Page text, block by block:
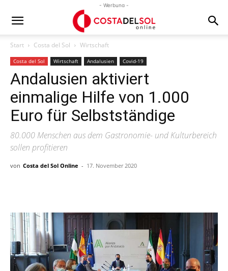
- Werbung -
Start Costa del Sol Wirtschaft
Costa del Sol Wirtschaft Andalusien Covid-19
Andalusien aktiviert
einmalige Hilfe von 1.000
Euro für Selbstständige
80.000 Menschen aus dem Gastronomie- und Kulturbereich
sollen profitieren
von Costa del Sol Online - 17. November 2020